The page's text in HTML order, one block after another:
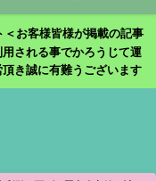
＜お客様皆様が掲載の記事
される事でかろうじて運
き誠に有難うございます